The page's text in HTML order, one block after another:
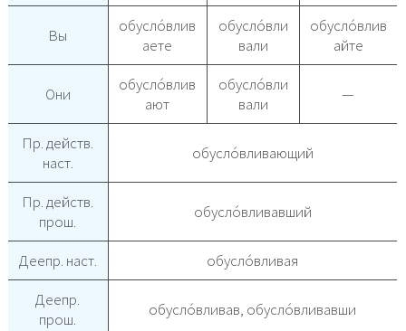
Вы
обусло́влив
аете
обусло́вли
вали
обусло́влив
айте
Они
обусло́влив
ают
обусло́вли
вали
—
Пр. действ.
наст.
обусло́вливающий
Пр. действ.
прош.
обусло́вливавший
Деепр. наст.
обусло́вливая
Деепр.
прош.
обусло́вливав, обусло́вливавши